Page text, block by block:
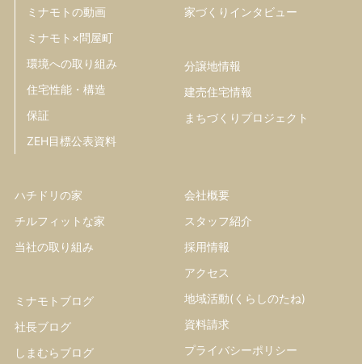
ミナモトの動画
ミナモト×問屋町
環境への取り組み
住宅性能・構造
保証
ZEH目標公表資料
家づくりインタビュー
分譲地情報
建売住宅情報
まちづくりプロジェクト
ハチドリの家
チルフィットな家
当社の取り組み
ミナモトブログ
社長ブログ
しまむらブログ
会社概要
スタッフ紹介
採用情報
アクセス
地域活動(くらしのたね)
資料請求
プライバシーポリシー